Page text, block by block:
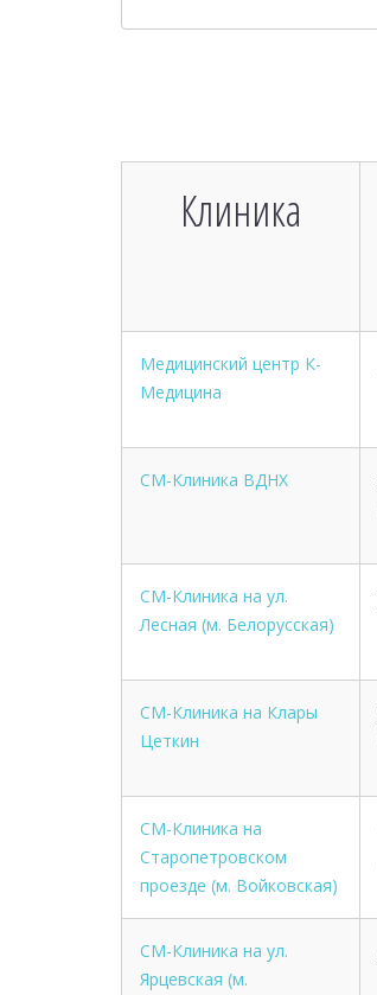
Клиника
Медицинский центр К-
Медицина
СМ-Клиника ВДНХ
СМ-Клиника на ул.
Лесная (м. Белорусская)
СМ-Клиника на Клары
Цеткин
СМ-Клиника на
Старопетровском
проезде (м. Войковская)
СМ-Клиника на ул.
Ярцевская (м.